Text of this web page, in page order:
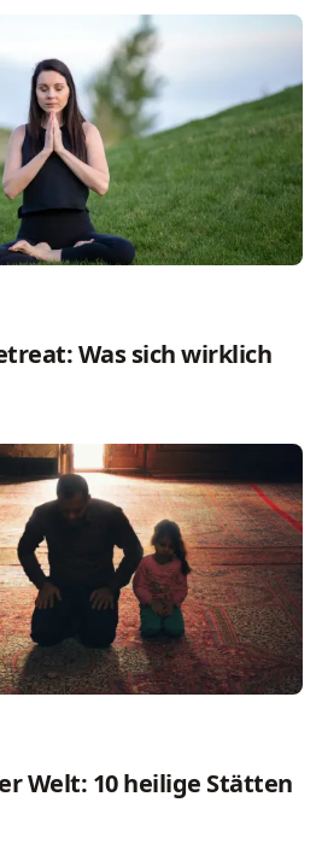
Was sich wirklich verändert
Was sich wirklich
10 heilige Stätten und Kraftorte
Welt: 10 heilige Stätten